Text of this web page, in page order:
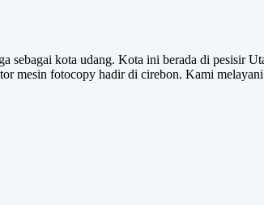
sebagai kota udang. Kota ini berada di pesisir
mesin fotocopy hadir di cirebon. Kami